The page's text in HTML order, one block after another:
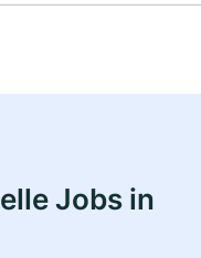
Jobs in